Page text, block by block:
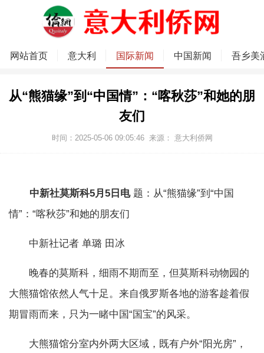
网站首页 意大利 国际新闻 中国新闻 吾乡美
从“熊猫缘”到“中国情”：“喀秋莎”和她的朋
友们
时间：2025-05-06 09:05:46 来源： 意大利侨网
中新社莫斯科5月5日电题：从“熊猫缘”到“中国
情”：“喀秋莎”和她的朋友们
中新社记者 单璐 田冰
晚春的莫斯科，细雨不期而至，但莫斯科动物园的
大熊猫馆依然人气十足。来自俄罗斯各地的游客趁着假
期冒雨而来，只为一睹中国“国宝”的风采。
大熊猫馆分室内外两大区域，既有户外“阳光房”，